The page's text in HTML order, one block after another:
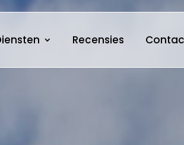
Recensies
Diensten Recensies